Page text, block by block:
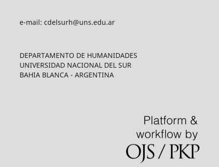
e-mail: cdelsurh@uns.edu.ar
DEPARTAMENTO DE HUMANIDADES
UNIVERSIDAD NACIONAL DEL SUR
BAHIA BLANCA - ARGENTINA